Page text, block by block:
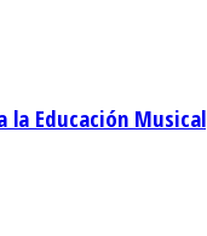
la Educación Musical